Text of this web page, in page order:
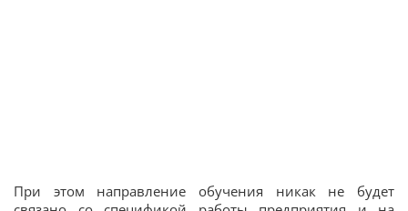
При этом направление обучения никак не будет